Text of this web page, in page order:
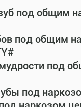
под общим
под общим
под
под